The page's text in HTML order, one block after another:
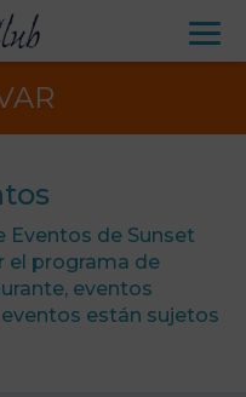
Eventos de Sunset
el programa de
eventos
están sujetos